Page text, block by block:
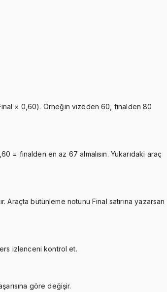
× 0,60). Örneğin vizeden 60, finalden 80
= finalden en az 67 almalısın. Yukarıdaki araç
Araçta bütünleme notunu Final satırına yazarsan
izlenceni kontrol et.
göre değişir.